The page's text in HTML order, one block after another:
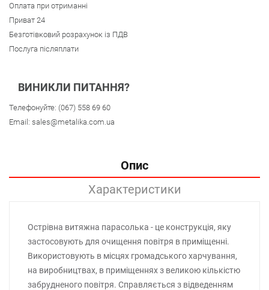
Оплата при отриманні
Приват 24
Безготівковий розрахунок із ПДВ
Послуга післяплати
ВИНИКЛИ ПИТАННЯ?
Телефонуйте: (067) 558 69 60
Email: sales@metalika.com.ua
Опис
Характеристики
Острівна витяжна парасолька - це конструкція, яку
застосовують для очищення повітря в приміщенні.
Використовують в місцях громадського харчування,
на виробництвах, в приміщеннях з великою кількістю
забрудненого повітря. Справляється з відведенням